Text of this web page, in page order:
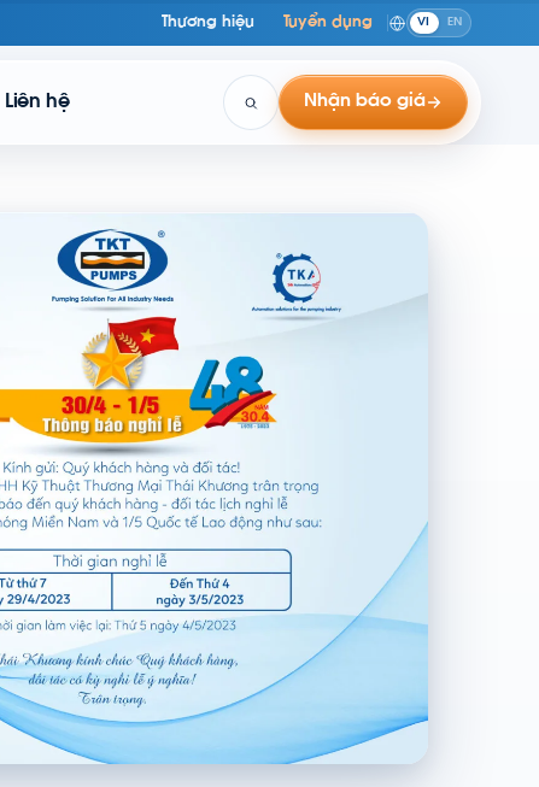
Thương hiệu Tuyển dụng VI EN
Liên hệ Nhận báo giá